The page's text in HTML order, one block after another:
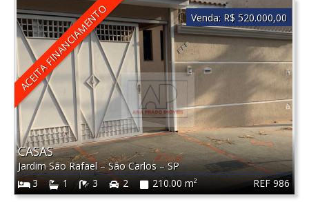
ACEITA FINANCIAMENTO
REF 986
CASAS
Jardim São Rafael–São Carlos–SP
3
1 3 2 210.00 m²
Venda: R$ 520.000,00